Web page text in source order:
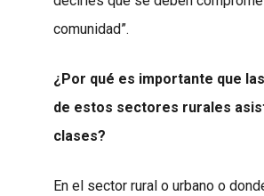
comunidad”.
¿Por qué es importante que
de estos sectores rurales
clases?
En el sector rural o urbano o